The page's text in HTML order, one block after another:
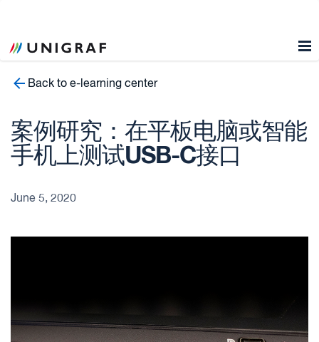
Back to e-learning center
案例研究：在平板电脑或智能
手机上测试USB-C接口
June 5, 2020